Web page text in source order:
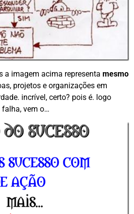
a imagem acima representa mesmo
projetos e organizações em
incrível, certo? pois é. logo
vem o…